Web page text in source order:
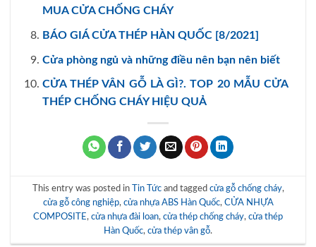
MUA CỬA CHỐNG CHÁY
BÁO GIÁ CỬA THÉP HÀN QUỐC [8/2021]
Cửa phòng ngủ và những điều nên bạn nên biết
CỬA THÉP VÂN GỖ LÀ GÌ?. TOP 20 MẪU CỬA
THÉP CHỐNG CHÁY HIỆU QUẢ
This entry was posted in Tin Tứcand tagged cửa gỗ chống cháy,
cửa gỗ công nghiệp, cửa nhựa ABS Hàn Quốc, CỬA NHỰA
COMPOSITE , cửa nhựa đài loan, cửa thép chống cháy, cửa thép
Hàn Quốc, cửa thép vân gỗ.